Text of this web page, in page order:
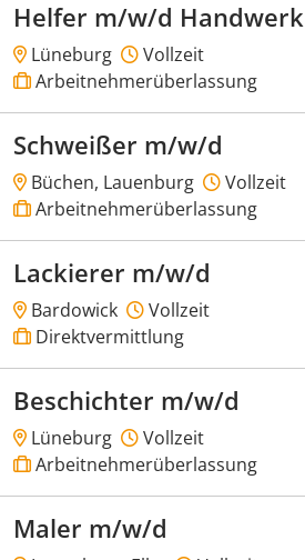
Helfer m/w/d Handwerk
Lüneburg
Vollzeit
Arbeitnehmerüberlassung
Schweißer m/w/d
Büchen, Lauenburg
Vollzeit
Arbeitnehmerüberlassung
Lackierer m/w/d
Bardowick
Vollzeit
Direktvermittlung
Beschichter m/w/d
Lüneburg
Vollzeit
Arbeitnehmerüberlassung
Maler m/w/d